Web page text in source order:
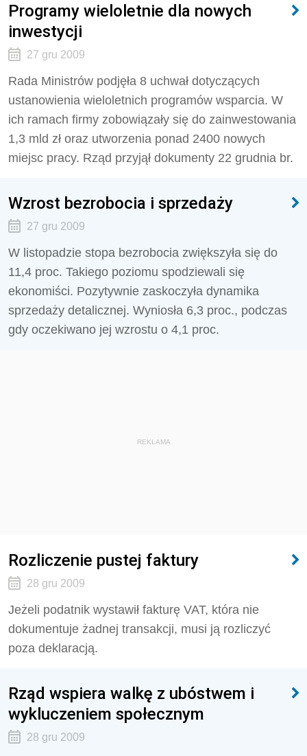
Programy wieloletnie dla nowych
inwestycji
27 gru 2009
Rada Ministrów podjęła 8 uchwał dotyczących
ustanowienia wieloletnich programów wsparcia. W
ich ramach firmy zobowiązały się do zainwestowania
1,3 mld zł oraz utworzenia ponad 2400 nowych
miejsc pracy. Rząd przyjął dokumenty 22 grudnia br.
Wzrost bezrobocia i sprzedaży
27 gru 2009
W listopadzie stopa bezrobocia zwiększyła się do
11,4 proc. Takiego poziomu spodziewali się
ekonomiści. Pozytywnie zaskoczyła dynamika
sprzedaży detalicznej. Wyniosła 6,3 proc., podczas
gdy oczekiwano jej wzrostu o 4,1 proc.
REKLAMA
Rozliczenie pustej faktury
28 gru 2009
Jeżeli podatnik wystawił fakturę VAT, która nie
dokumentuje żadnej transakcji, musi ją rozliczyć
poza deklaracją.
Rząd wspiera walkę z ubóstwem i
wykluczeniem społecznym
28 gru 2009